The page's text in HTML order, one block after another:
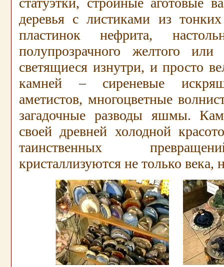
деревья с листиками из
пластинок нефрита,
полупрозрачного желтого или
светящиеся изнутри, и просто
камней – сиреневые
аметистов, многоцветные
загадочные разводы яшмы.
своей древней холодной
таинственных
кристаллизуются не только века,